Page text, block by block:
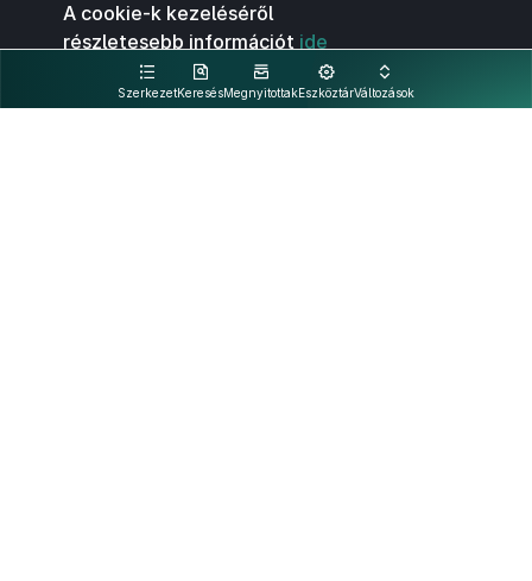
SzerkezetKeresésMegnyitottakEszköztárVáltozások
A cookie-k kezeléséről
részletesebb információt ide
kattintva olvashat.